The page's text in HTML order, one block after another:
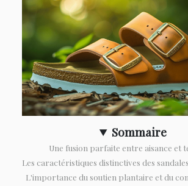
Sommaire
Une fusion parfaite entre aisance et
Les caractéristiques distinctives des
L'importance du soutien plantaire et du